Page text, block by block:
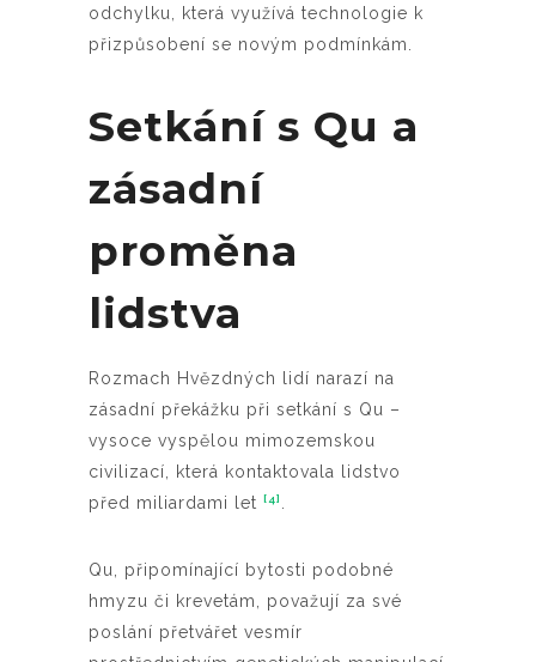
odchylku, která využívá technologie k
přizpůsobení se novým podmínkám.
Setkání s Qu a
zásadní
proměna
lidstva
Rozmach Hvězdných lidí narazí na
zásadní překážku při setkání s Qu –
vysoce vyspělou mimozemskou
civilizací, která kontaktovala lidstvo
před miliardami let [4]
Qu, připomínající bytosti podobné
hmyzu či krevetám, považují za své
poslání přetvářet vesmír